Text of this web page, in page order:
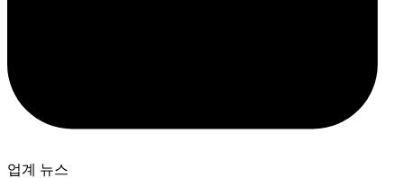
업계 뉴스